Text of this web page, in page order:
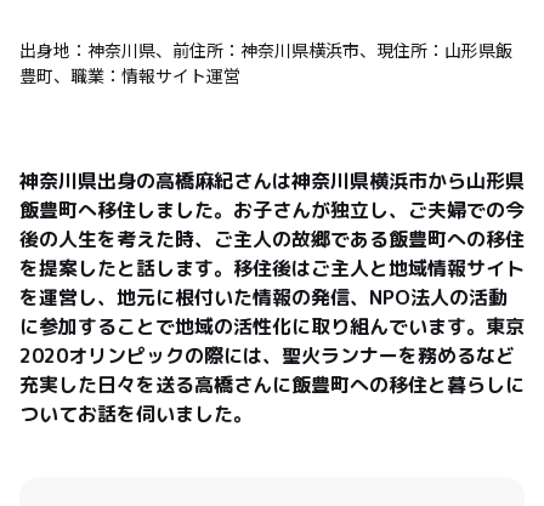
出身地：神奈川県、前住所：神奈川県横浜市、現住所：山形県飯
豊町、職業：情報サイト運営
神奈川県出身の高橋麻紀さんは神奈川県横浜市から山形県
飯豊町へ移住しました。お子さんが独立し、ご夫婦での今
後の人生を考えた時、ご主人の故郷である飯豊町への移住
を提案したと話します。移住後はご主人と地域情報サイト
を運営し、地元に根付いた情報の発信、NPO法人の活動
に参加することで地域の活性化に取り組んでいます。東京
2020オリンピックの際には、聖火ランナーを務めるなど
充実した日々を送る高橋さんに飯豊町への移住と暮らしに
ついてお話を伺いました。